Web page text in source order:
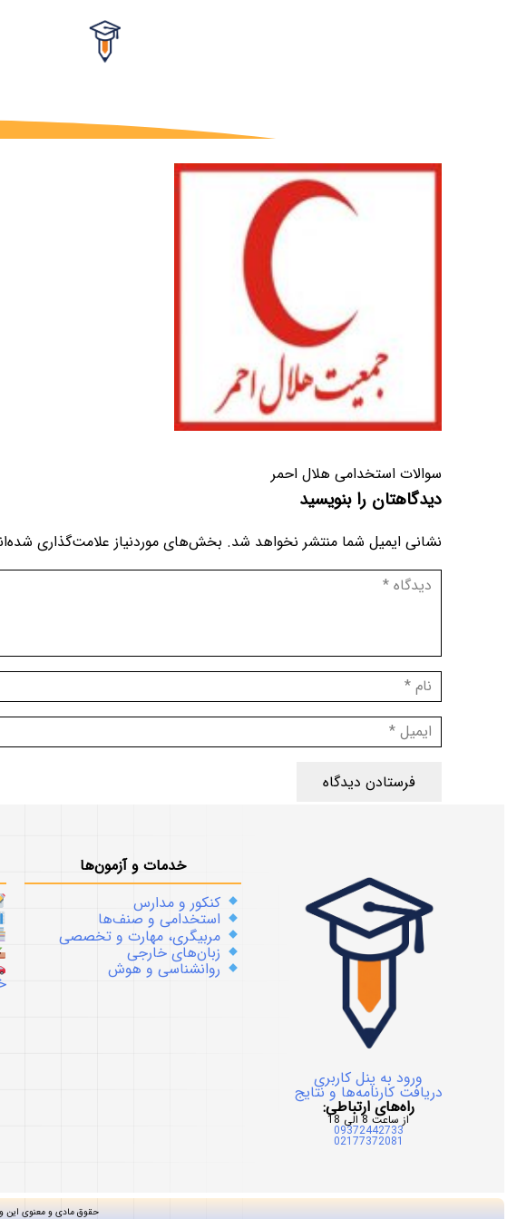
سوالات استخدامی هلال احمر
دیدگاهتان را بنویسید
نشانی ایمیل شما منتشر نخواهد شد. بخش‌های موردنیاز علامت‌گذاری
فرستادن دیدگاه
ورود به پنل کاربری
دریافت کارنامه‌ها و نتایج
راه‌های ارتباطی:
از ساعت 8 الی 18
09372442733
02177372081
خدمات و آزمون‌ها
کنکور و مدارس
استخدامی و صنف‌ها
مربیگری، مهارت و تخصصی
زبان‌های خارجی
روانشناسی و هوش
حقوق مادی و معنوی این